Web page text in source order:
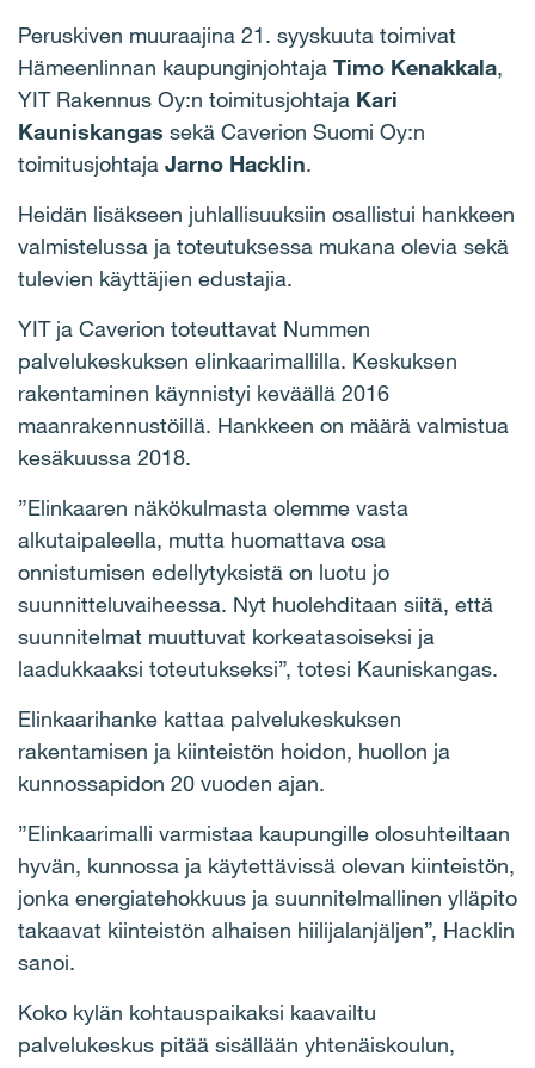
Peruskiven muuraajina 21. syyskuuta toimivat
Hämeenlinnan kaupunginjohtaja Timo Kenakkala,
YIT Rakennus Oy:n toimitusjohtaja Kari
Kauniskangas sekä Caverion Suomi Oy:n
toimitusjohtaja Jarno Hacklin.
Heidän lisäkseen juhlallisuuksiin osallistui hankkeen
valmistelussa ja toteutuksessa mukana olevia sekä
tulevien käyttäjien edustajia.
YIT ja Caverion toteuttavat Nummen
palvelukeskuksen elinkaarimallilla. Keskuksen
rakentaminen käynnistyi keväällä 2016
maanrakennustöillä. Hankkeen on määrä valmistua
kesäkuussa 2018.
”Elinkaaren näkökulmasta olemme vasta
alkutaipaleella, mutta huomattava osa
onnistumisen edellytyksistä on luotu jo
suunnitteluvaiheessa. Nyt huolehditaan siitä, että
suunnitelmat muuttuvat korkeatasoiseksi ja
laadukkaaksi toteutukseksi”, totesi Kauniskangas.
Elinkaarihanke kattaa palvelukeskuksen
rakentamisen ja kiinteistön hoidon, huollon ja
kunnossapidon 20 vuoden ajan.
”Elinkaarimalli varmistaa kaupungille olosuhteiltaan
hyvän, kunnossa ja käytettävissä olevan kiinteistön,
jonka energiatehokkuus ja suunnitelmallinen ylläpito
takaavat kiinteistön alhaisen hiilijalanjäljen”, Hacklin
sanoi.
Koko kylän kohtauspaikaksi kaavailtu
palvelukeskus pitää sisällään yhtenäiskoulun,